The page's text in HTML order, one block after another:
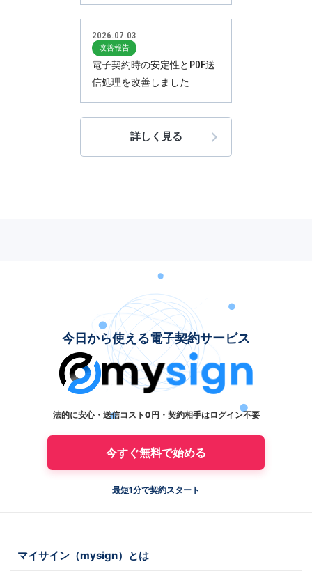
2026.07.03
改善報告
電子契約時の安定性とPDF送
信処理を改善しました
詳しく見る
今日から使える電子契約サービス
法的に安心・送信コスト0円・契約相手はログイン不要
今すぐ無料で始める
最短1分で契約スタート
マイサイン（mysign）とは